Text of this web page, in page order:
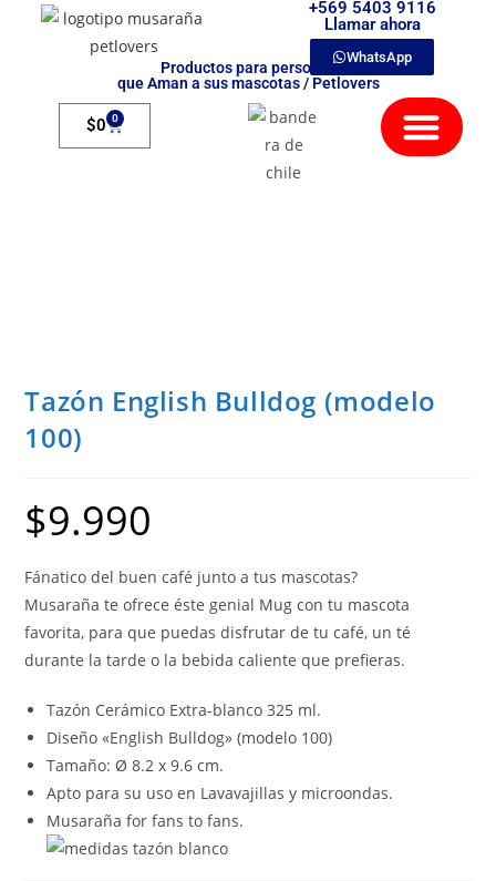
+569 5403 9116
Llamar ahora
WhatsApp
Productos para personas
que Aman a sus mascotas / Petlovers
$0 0
Tazón English Bulldog (modelo
100)
$9.990
Fánatico del buen café junto a tus mascotas?
Musaraña te ofrece éste genial Mug con tu mascota
favorita, para que puedas disfrutar de tu café, un té
durante la tarde o la bebida caliente que prefieras.
Tazón Cerámico Extra-blanco 325 ml.
Diseño «English Bulldog» (modelo 100)
Tamaño: Ø 8.2 x 9.6 cm.
Apto para su uso en Lavavajillas y microondas.
Musaraña for fans to fans.